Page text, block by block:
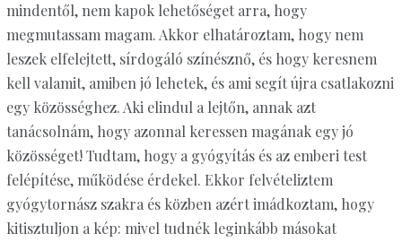
mindentől, nem kapok lehetőséget arra, hogy
megmutassam magam. Akkor elhatároztam, hogy nem
leszek elfelejtett, sírdogáló színésznő, és hogy keresnem
kell valamit, amiben jó lehetek, és ami segít újra csatlakozni
egy közösséghez. Aki elindul a lejtőn, annak azt
tanácsolnám, hogy azonnal keressen magának egy jó
közösséget! Tudtam, hogy a gyógyítás és az emberi test
felépítése, működése érdekel. Ekkor felvételiztem
gyógytornász szakra és közben azért imádkoztam, hogy
kitisztuljon a kép: mivel tudnék leginkább másokat